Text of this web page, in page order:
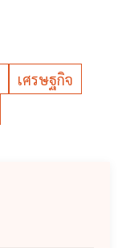
เศรษฐกิจ